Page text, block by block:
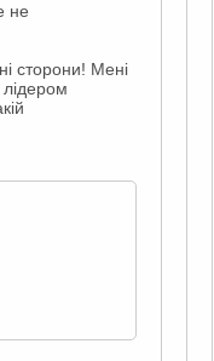
не
сторони! Мені